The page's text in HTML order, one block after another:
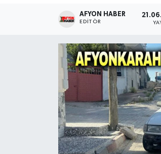
AFYON HABER
EDITÖR
Etkinlikler